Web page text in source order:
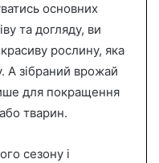
основних
та догляду, ви
рослину, яка
А зібраний врожай
для покращення
тварин.
сезону і